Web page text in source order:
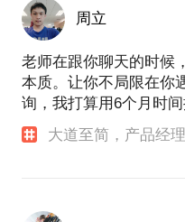
周立
老师在跟你聊天的时候
本质。让你不局限在你
询，我打算用6个月时
大道至简，产品经